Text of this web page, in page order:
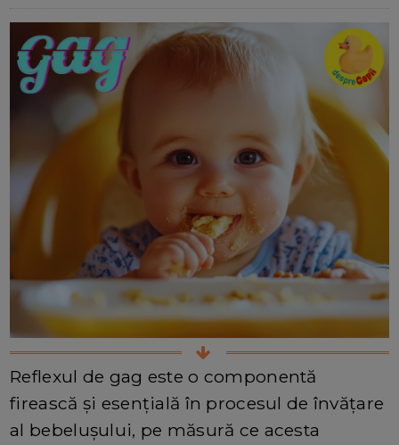
Reflexul de gag este o componentă
firească și esențială în procesul de învățare
al bebelușului, pe măsură ce acesta